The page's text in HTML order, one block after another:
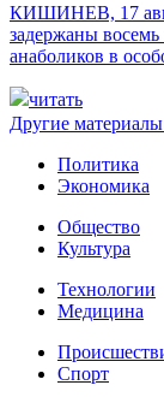
КИШИНЕВ, 17
задержаны
анаболиков в
читать
Другие
Политика
Экономика
Общество
Культура
Технологии
Медицина
Спорт